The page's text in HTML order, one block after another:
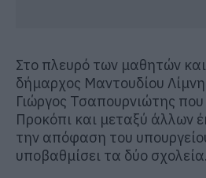
Στο πλευρό των μαθητών
δήμαρχος Μαντουδίου
Γιώργος Τσαπουρνιώτης
Προκόπι και μεταξύ άλλων
την απόφαση του
υποβαθμίσει τα δύο σχολεία.